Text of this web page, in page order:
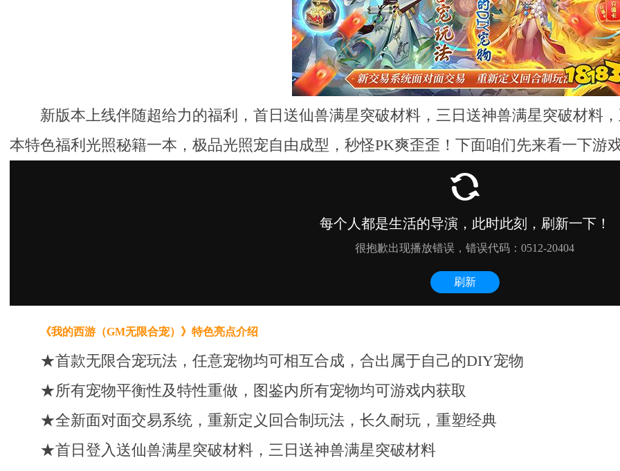
新版本上线伴随超给力的福利，首日送仙兽满星突破材料，三日送神兽满星突破材料
本特色福利光照秘籍一本，极品光照宠自由成型，秒怪PK爽歪歪！下面咱们先来看一下游
《我的西游（GM无限合宠）》 特色亮点介绍
★首款无限合宠玩法，任意宠物均可相互合成，合出属于自己的DIY宠物
★所有宠物平衡性及特性重做，图鉴内所有宠物均可游戏内获取
★全新面对面交易系统，重新定义回合制玩法，长久耐玩，重塑经典
★首日登入送仙兽满星突破材料，三日送神兽满星突破材料